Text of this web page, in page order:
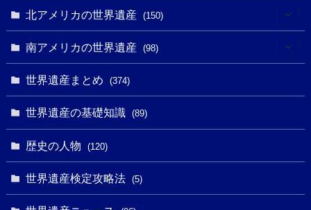
(10)
(10)(1)
(43)
(4)
(1)
(32)
(13)
(25)
(6)
(1)
北アメリカの世界遺産 (150)
(31)
(27)
(10)
南アメリカの世界遺産 (98)
(4)
(9)
世界遺産まとめ (374)
世界遺産の基礎知識 (89)
歴史の人物 (120)
世界遺産検定攻略法 (5)